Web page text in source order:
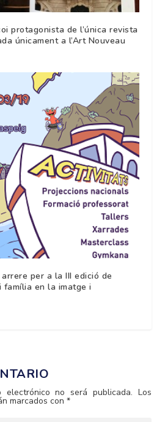
protagonista de l’única revista
únicament a l’Art Nouveau
per a la III edició de
família en la imatge i
no será publicada. Los
marcados con*